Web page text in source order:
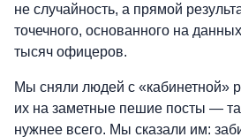
не случайность, а прямой
точечного, основанного на
тысяч офицеров.
Мы сняли людей с «кабинетной»
их на заметные пешие посты —
нужнее всего. Мы сказали им: